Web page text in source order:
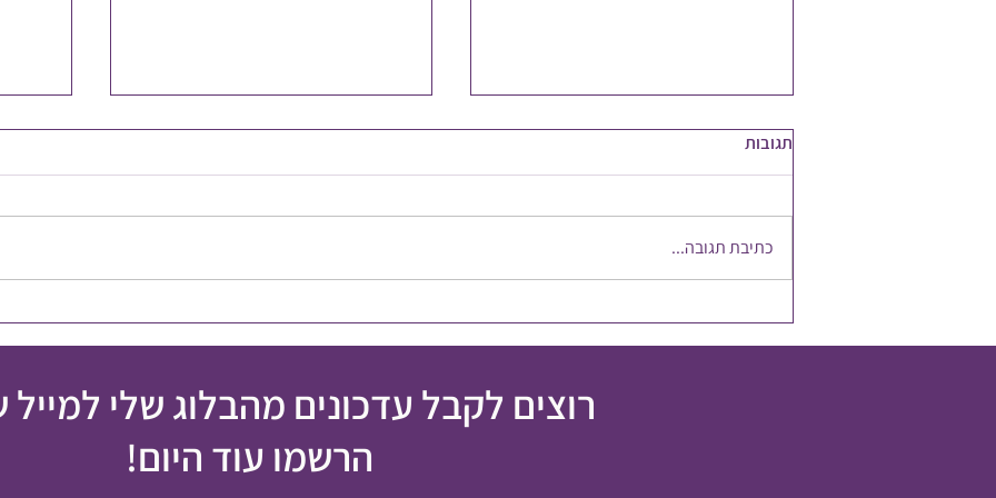
אפקט הפרפר
מה דעתכם להיות בינוניים?
תגובות
כתיבת תגובה...
רוצים לקבל עדכונים מהבלוג שלי
הרשמו עוד היום!